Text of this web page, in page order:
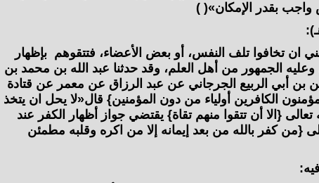
بقدر الإمكان»( )
ان تخافوا تلف النفس، أو بعض الأعضاء، فتتقوهم بإظهار
وعليه الجمهور من أهل العلم، وقد حدثنا عبد الله بن محمد بن
أبي الربيع الجرجاني عن عبد الرزاق عن معمر عن قتادة
الكافرين أولياء من دون المؤمنين} قال«لا يحل ان يتخذ
تعالى {الا أن تتقوا منهم تقاة} يقتضي جواز أظهار الكفر عند
{من كفر بالله من بعد إيمانه إلا من اكره وقلبه مطمئن